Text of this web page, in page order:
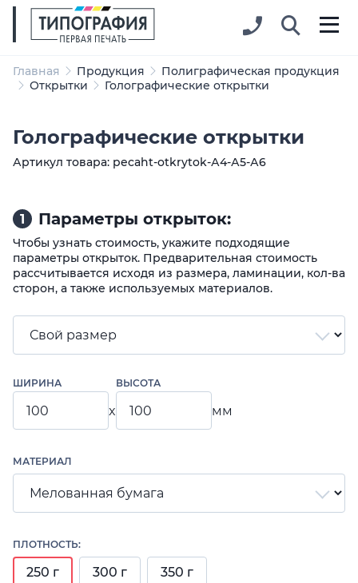
Главная Продукция
Полиграфическая продукция
Открытки
Голографические открытки
Голографические открытки
Артикул товара: pecaht-otkrytok-А4-А5-А6
1 Параметры открыток:
Чтобы узнать стоимость, укажите подходящие
параметры открыток. Предварительная стоимость
рассчитывается исходя из размера, ламинации, кол-ва
сторон, а также используемых материалов.
ШИРИНА
x
ВЫСОТА
мм
МАТЕРИАЛ
ПЛОТНОСТЬ:
250 г 300 г 350 г